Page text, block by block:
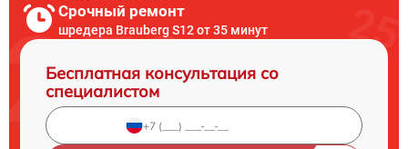
Срочный ремонт
шредера Brauberg S12 от 35 минут
Бесплатная консультация со
специалистом